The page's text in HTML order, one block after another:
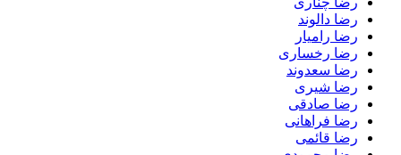
رضا دالوند
رضا رامیار
رضا رخساری
رضا سعدوند
رضا شیری
رضا صادقی
رضا فراهانی
رضا قائمی